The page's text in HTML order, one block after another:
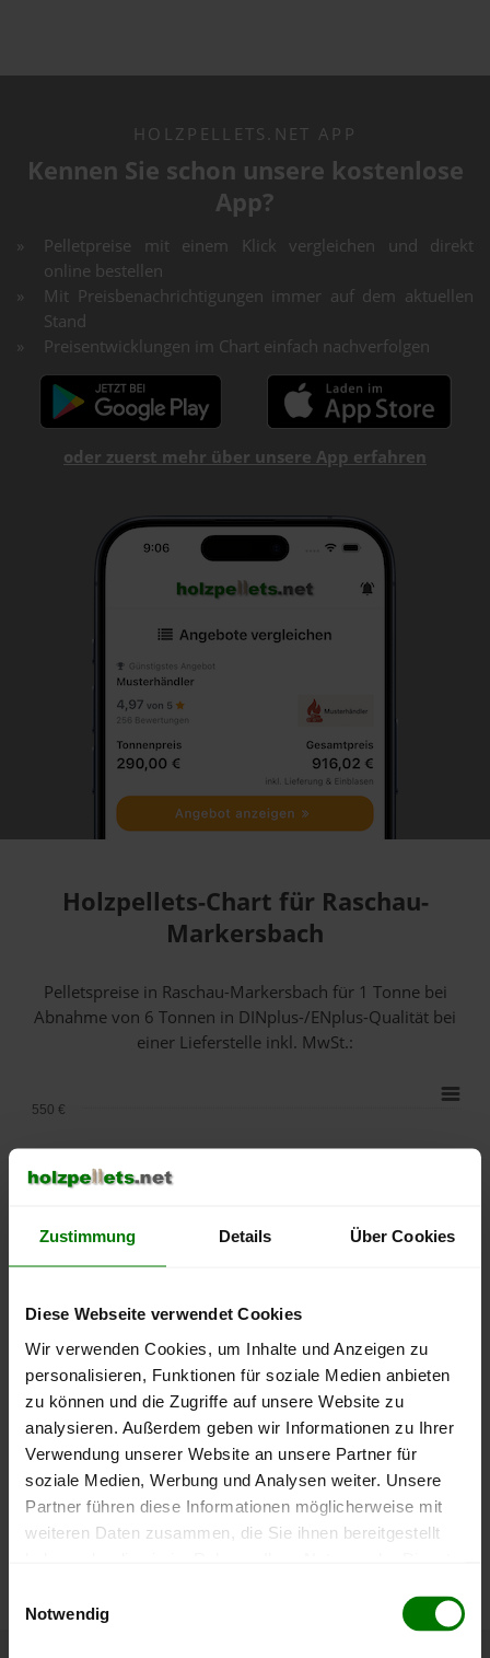
Zustimmung Details Über Cookies
Diese Webseite verwendet Cookies
Wir verwenden Cookies, um Inhalte und Anzeigen zu
personalisieren, Funktionen für soziale Medien anbieten
zu können und die Zugriffe auf unsere Website zu
analysieren. Außerdem geben wir Informationen zu Ihrer
Verwendung unserer Website an unsere Partner für
soziale Medien, Werbung und Analysen weiter. Unsere
Partner führen diese Informationen möglicherweise mit
weiteren Daten zusammen, die Sie ihnen bereitgestellt
Notwendig
HOLZPELLETS.NET APP
Kennen Sie schon unsere kostenlose
App?
Pelletpreise mit einem Klick vergleichen und direkt
online bestellen
Mit Preisbenachrichtigungen immer auf dem aktuellen
Stand
Preisentwicklungen im Chart einfach nachverfolgen
oder zuerst mehr über unsere App erfahren
Holzpellets-Chart für Raschau-
Markersbach
Pelletspreise in Raschau-Markersbach für 1 Tonne bei
Abnahmevon 6 Tonnen in DINplus-/ENplus-Qualität bei
einer Lieferstelle inkl. MwSt.:
lose Ware Sackware
September
Januar
Mai
250 €
350 €
550 €
Die aktuelle Preisentwicklung für Holzpellets in Deutschland
können Sie jederzeit auf unsererPelletspreise-Seite